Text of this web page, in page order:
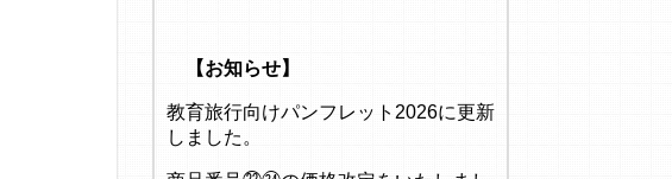
【お知らせ】
教育旅行向けパンフレット2026に更新
しました。